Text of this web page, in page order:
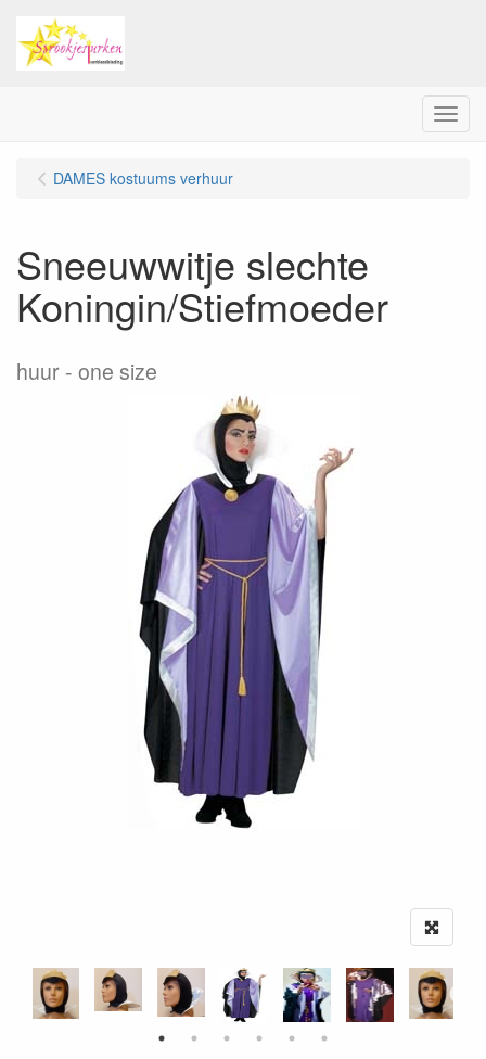
Menu
DAMES kostuums verhuur
Sneeuwwitje slechte
Koningin/Stiefmoeder
huur one size